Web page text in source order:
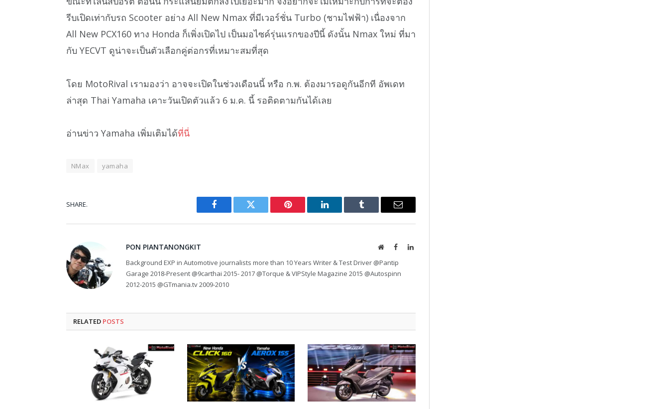
รีบเปิดเท่ากับรถ Scooter อย่าง All New Nmax ที่มีเวอร์ชั่น Turbo (ชามไฟฟ้า) เนื่องจาก
All New PCX160 ทาง Honda ก็เพิ่งเปิดไป เป็นมอไซค์รุ่นแรกของปีนี้ ดังนั้น Nmax ใหม่ ที่มา
กับ YECVT ดูน่าจะเป็นตัวเลือกคู่ต่อกรที่เหมาะสมที่สุด
โดย MotoRival เรามองว่า อาจจะเปิดในช่วงเดือนนี้ หรือ ก.พ. ต้องมารอดูกันอีกที อัพเดท
ล่าสุด Thai Yamaha เคาะวันเปิดตัวแล้ว 6 ม.ค. นี้ รอติดตามกันได้เลย
อ่านข่าว Yamaha เพิ่มเติมได้ที่นี่
NMax yamaha
SHARE.
Facebook Twitter Pinterest LinkedIn Tumblr Email
PON PIANTANONGKIT WebsiteFacebookLinkedIn
Background EXP in Automotive journalists more than 10 Years Writer & Test Driver @Pantip
Garage 2018-Present @9carthai 2015- 2017 @Torque & VIPStyle Magazine 2015 @Autospinn
2012-2015 @GTmania.tv 2009-2010
RELATED POSTS